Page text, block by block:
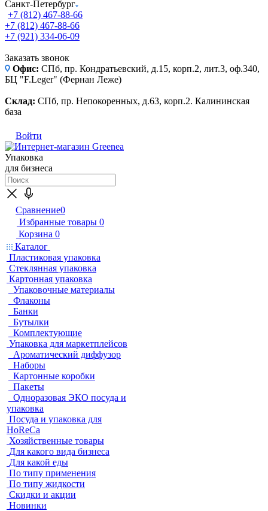
Санкт-Петербург
+7 (812) 467-88-66
+7 (812) 467-88-66
+7 (921) 334-06-09
Заказать звонок
Офис: СПб, пр. Кондратьевский, д.15, корп.2, лит.3, оф.340,
БЦ "F.Leger" (Фернан Леже)
Склад: СПб, пр. Непокоренных, д.63, корп.2. Калининская
база
Войти
Упаковка
для бизнеса
Сравнение0
Избранные товары 0
Корзина 0
Каталог
Пластиковая упаковка
Стеклянная упаковка
Картонная упаковка
Упаковочные материалы
Флаконы
Банки
Бутылки
Комплектующие
Упаковка для маркетплейсов
Ароматический диффузор
Наборы
Картонные коробки
Пакеты
Одноразовая ЭКО посуда и
упаковка
Посуда и упаковка для
HoReCa
Хозяйственные товары
Для какого вида бизнеса
Для какой еды
По типу применения
По типу жидкости
Скидки и акции
Новинки